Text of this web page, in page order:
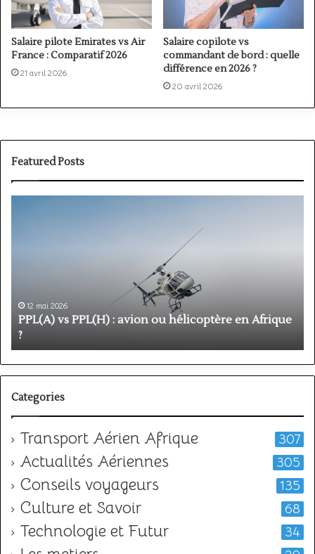
Salaire pilote Emirates vs Air
France : Comparatif 2026
21 avril 2026
Salaire copilote vs
commandant de bord : quelle
différence en 2026 ?
20 avril 2026
Featured Posts
PPL(A)
en
Afrique
12 mai 2026
PPL(A) vs PPL(H) : avion ou hélicoptère en Afrique
?
Categories
Transport Aérien Afrique 307
Actualités Aériennes 305
Conseils voyageurs 135
Culture et Savoir 68
Technologie et Futur 34